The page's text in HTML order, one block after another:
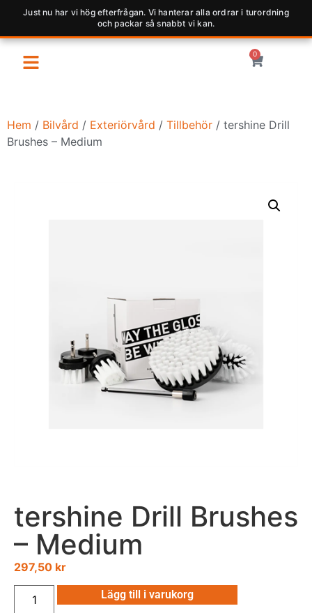
Just nu har vi hög efterfrågan. Vi hanterar alla ordrar i turordning
och packar så snabbt vi kan.
0
Hem / Bilvård / Exteriörvård / Tillbehör / tershine Drill
Brushes – Medium
tershine Drill Brushes
– Medium
297,50 kr
Lägg till i varukorg